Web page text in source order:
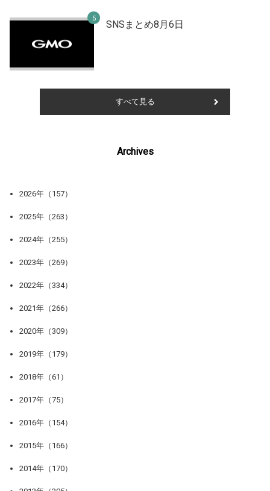
SNSまとめ8月6日
すべて見る
Archives
2026年（157）
2025年（263）
2024年（255）
2023年（269）
2022年（334）
2021年（266）
2020年（309）
2019年（179）
2018年（61）
2017年（75）
2016年（154）
2015年（166）
2014年（170）